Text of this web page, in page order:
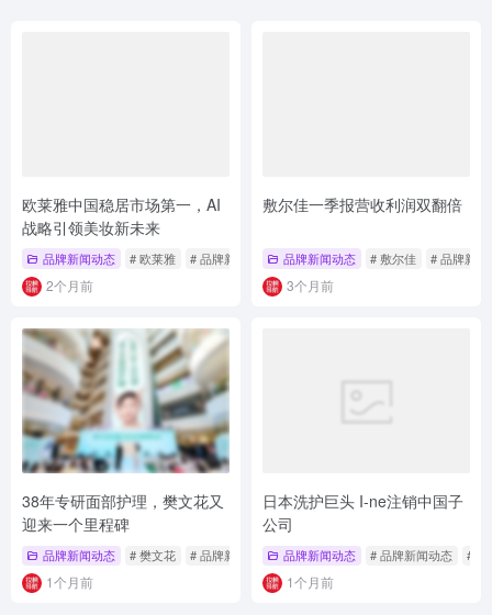
欧莱雅中国稳居市场第一，AI
战略引领美妆新未来
品牌新闻动态 # 欧莱雅 # 品牌新闻动态
2个月前
敷尔佳一季报营收利润双翻倍
品牌新闻动态 # 敷尔佳 # 品牌新闻
3个月前
38年专研面部护理，樊文花又
迎来一个里程碑
品牌新闻动态 # 樊文花 # 品牌新闻动态 # 面部护理
1个月前
日本洗护巨头 I-ne注销中国子
公司
品牌新闻动态 # 品牌新闻动态 # I-
1个月前